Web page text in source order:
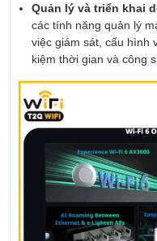
Quản lý và triển khai
các tính năng quản lý
việc giám sát, cấu hình
kiệm thời gian và công